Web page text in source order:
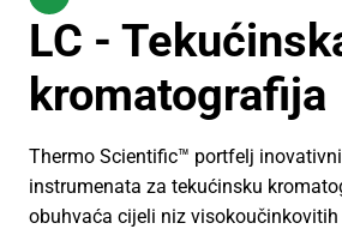
LC -
kromatografija
Thermo Scientific™ portfelj
instrumenata za tekućinsku
obuhvaća cijeli niz visokoučinkovitih